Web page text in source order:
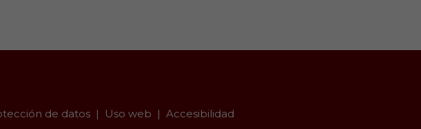
de datos Uso web Accesibilidad